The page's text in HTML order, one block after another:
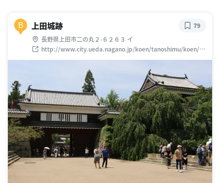
B 上田城跡
長野県上田市二の丸２-６２６３ イ
http://www.city.ueda.nagano.jp/koen/tanoshimu/koen/ue
dajoseki/
79